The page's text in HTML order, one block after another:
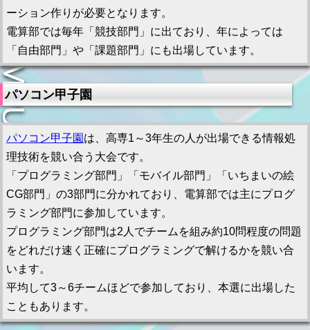
ーション作りが必要となります。
電算部では毎年「競技部門」に出ており、年によっては
「自由部門」や「課題部門」にも出場しています。
パソコン甲子園
パソコン甲子園 は、高専1～3年生の人が出場できる情報処
理技術を競い合う大会です。
「プログラミング部門」「モバイル部門」「いちまいの絵
CG部門」の3部門に分かれており、電算部では主にプログ
ラミング部門に参加しています。
プログラミング部門は2人でチームを組み約10問程度の問題
をどれだけ速く正確にプログラミングで解けるかを競い合
います。
平均して3～6チームほどで参加しており、本選に出場した
こともあります。